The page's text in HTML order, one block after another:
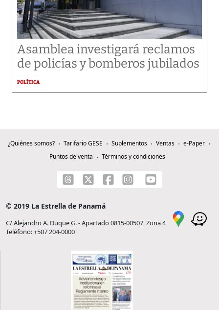
Asamblea investigará reclamos
de policías y bomberos jubilados
POLÍTICA
¿Quiénes somos? Tarifario GESE Suplementos Ventas
e-Paper
Puntos de venta
Términos y condiciones
© 2019 La Estrella de Panamá
C/ Alejandro A. Duque G. - Apartado 0815-00507, Zona 4
Teléfono: +507 204-0000